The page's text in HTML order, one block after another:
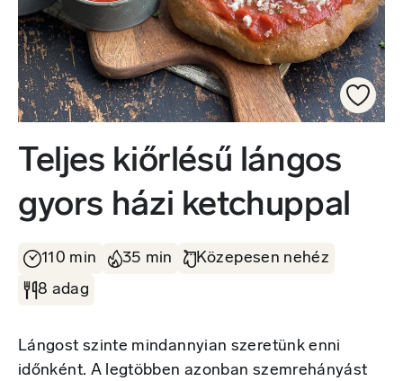
Teljes kiőrlésű lángos
gyors házi ketchuppal
110 min 35 min
Közepesen nehéz
8 adag
Lángost szinte mindannyian szeretünk enni
időnként. A legtöbben azonban szemrehányást